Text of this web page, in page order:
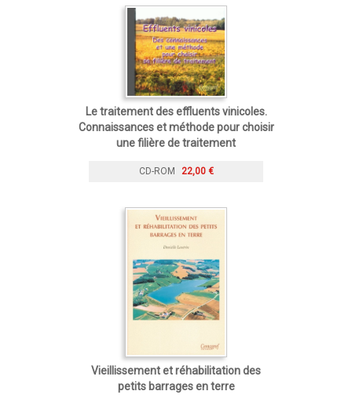
Le traitement des effluents vinicoles.
Connaissances et méthode pour choisir
une filière de traitement
CD-ROM 22,00 €
Vieillissement et réhabilitation des
petits barrages en terre